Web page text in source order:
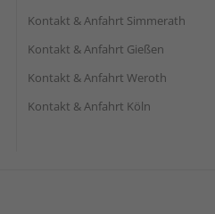
Kontakt & Anfahrt Simmerath
Kontakt & Anfahrt Gießen
Kontakt & Anfahrt Weroth
Kontakt & Anfahrt Köln